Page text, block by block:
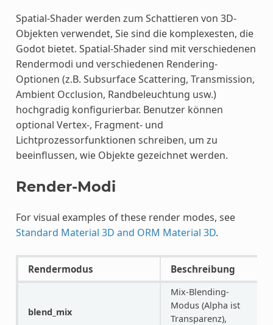
Spatial-Shader werden zum Schattieren von 3D-
Objekten verwendet, Sie sind die komplexesten, die
Godot bietet. Spatial-Shader sind mit verschiedenen
Rendermodi und verschiedenen Rendering-
Optionen (z.B. Subsurface Scattering, Transmission,
Ambient Occlusion, Randbeleuchtung usw.)
hochgradig konfigurierbar. Benutzer können
optional Vertex-, Fragment- und
Lichtprozessorfunktionen schreiben, um zu
beeinflussen, wie Objekte gezeichnet werden.
Render-Modi
For visual examples of these render modes, see
Standard Material 3D and ORM Material 3D.
Rendermodus Beschreibung
blend_mix
Mix-Blending-
Modus (Alpha ist
Transparenz),